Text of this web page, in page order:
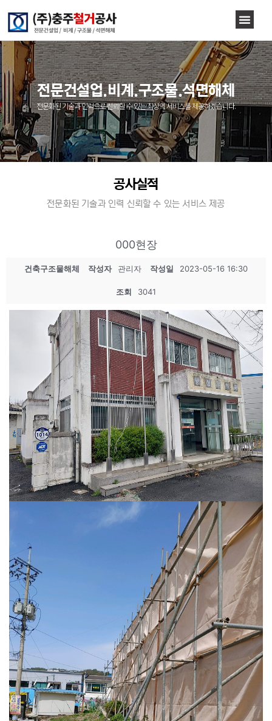
전문건설업.비계.구조물.석면해체
전문화된 기술과 인력으로 신뢰할 수 있는 최상의 서비스를 제공하겠습니다.
공사실적
전문화된 기술과 인력 신뢰할 수 있는 서비스 제공
000현장
건축구조물해체 작성자 관리자 작성일 2023-05-16 16:30
조회 3041